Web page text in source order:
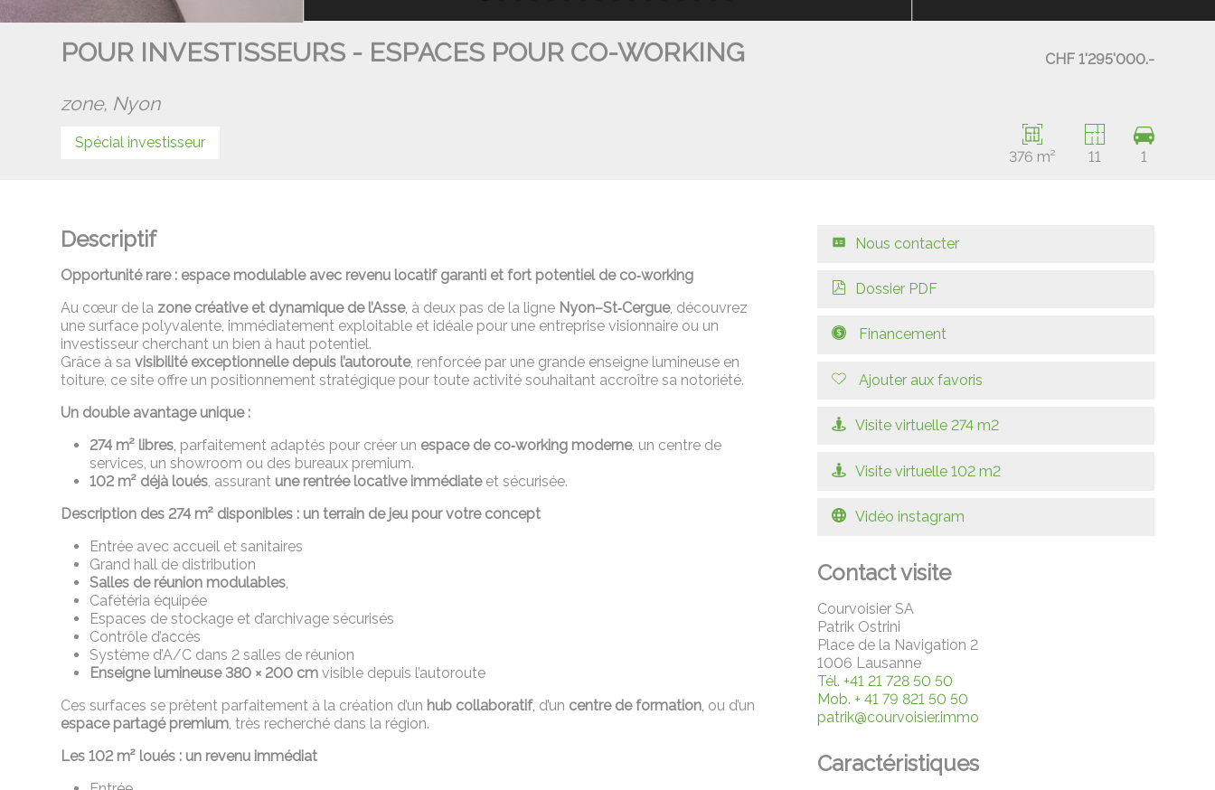
POUR INVESTISSEURS - ESPACES POUR CO-WORKING CHF 1'295'000.-
zone, Nyon
Spécial investisseur
376 m²
11 1
Descriptif
Opportunité rare : espace modulable avec revenu locatif garanti et fort potentiel de co‑working
Au cœur de la zone créative et dynamique de l’Asse, à deux pas de la ligne Nyon–St‑Cergue, découvrez
une surface polyvalente, immédiatement exploitable et idéale pour une entreprise visionnaire ou un
investisseur cherchant un bien à haut potentiel.
Grâce à savisibilité exceptionnelle depuis l’autoroute, renforcée par une grande enseigne lumineuse en
toiture, ce site offre un positionnement stratégique pour toute activité souhaitant accroître sa notoriété.
Un double avantage unique :
274 m² libres , parfaitement adaptés pour créer un espace de co‑working moderne, un centre de
services, un showroom ou des bureaux premium.
102 m² déjà loués , assurant une rentrée locative immédiateet sécurisée.
Description des 274 m² disponibles : un terrain de jeu pour votre concept
Entrée avec accueil et sanitaires
Grand hall de distribution
Salles de réunion modulables
Cafétéria équipée
Espaces de stockage et d’archivage sécurisés
Contrôle d’accès
Système d’A/C dans 2 salles de réunion
Enseigne lumineuse 380 × 200 cm visible depuis l’autoroute
Ces surfaces se prêtent parfaitement à la création d’un hub collaboratif, d’un centre de formation , ou d’un
espace partagé premium , très recherché dans la région.
Les 102 m² loués : un revenu immédiat
Nous contacter
Dossier PDF
Financement
Ajouter aux favoris
Visite virtuelle 274 m2
Visite virtuelle 102 m2
Vidéo instagram
Contact visite
Courvoisier SA
Patrik Ostrini
Place de la Navigation 2
1006 Lausanne
Tél. +41 21 728 50 50
Mob. + 41 79 821 50 50
patrik@courvoisier.immo
Caractéristiques